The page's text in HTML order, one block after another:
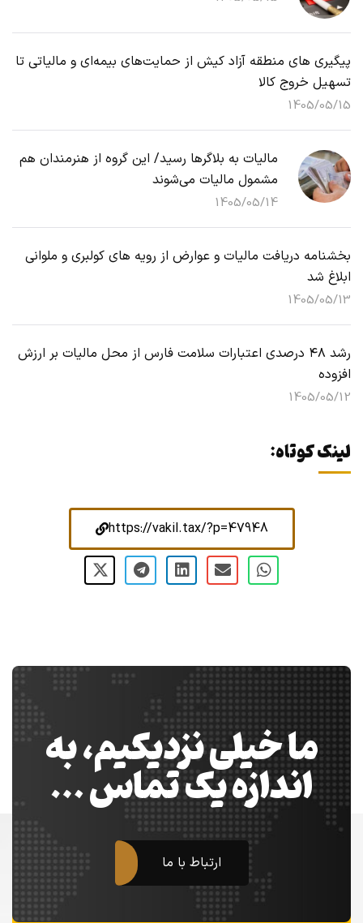
پیگیری های منطقه آزاد کیش از حمایت‌های بیمه‌ای و مالیاتی تا
تسهیل خروج کالا
1405/05/15
مالیات به بلاگرها رسید/ این گروه از هنرمندان هم
مشمول مالیات می‌شوند
1405/05/14
بخشنامه دریافت مالیات و عوارض از رویه های کولبری و ملوانی
ابلاغ شد
1405/05/13
رشد ۴۸ درصدی اعتبارات سلامت فارس از محل مالیات بر ارزش
افزوده
1405/05/12
لینک کوتاه:
https://vakil.tax/?p=47948
ما خیلی نزدیکیم، به
اندازه یک تماس …
ارتباط با ما